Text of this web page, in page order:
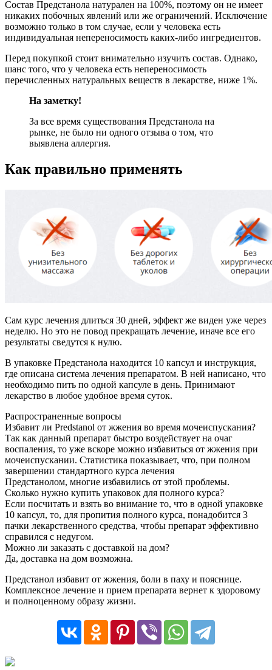
Состав Предстанола натурален на 100%, поэтому он не имеет
никаких побочных явлений или же ограничений. Исключение
возможно только в том случае, если у человека есть
индивидуальная непереносимость каких-либо ингредиентов.
Перед покупкой стоит внимательно изучить состав. Однако,
шанс того, что у человека есть непереносимость
перечисленных натуральных веществ в лекарстве, ниже 1%.
На заметку!
За все время существования Предстанола на
рынке, не было ни одного отзыва о том, что
выявлена аллергия.
Как правильно применять
Сам курс лечения длиться 30 дней, эффект же виден уже через
неделю. Но это не повод прекращать лечение, иначе все его
результаты сведутся к нулю.
В упаковке Предстанола находится 10 капсул и инструкция,
где описана система лечения препаратом. В ней написано, что
необходимо пить по одной капсуле в день. Принимают
лекарство в любое удобное время суток.
Распространенные вопросы
Избавит ли Predstanol от жжения во время мочеиспускания?
Так как данный препарат быстро воздействует на очаг
воспаления, то уже вскоре можно избавиться от жжения при
мочеиспускании. Статистика показывает, что, при полном
завершении стандартного курса лечения
Предстанолом, многие избавились от этой проблемы.
Сколько нужно купить упаковок для полного курса?
Если посчитать и взять во внимание то, что в одной упаковке
10 капсул, то, для пропития полного курса, понадобится 3
пачки лекарственного средства, чтобы препарат эффективно
справился с недугом.
Можно ли заказать с доставкой на дом?
Да, доставка на дом возможна.
Предстанол избавит от жжения, боли в паху и пояснице.
Комплексное лечение и прием препарата вернет к здоровому
и полноценному образу жизни.